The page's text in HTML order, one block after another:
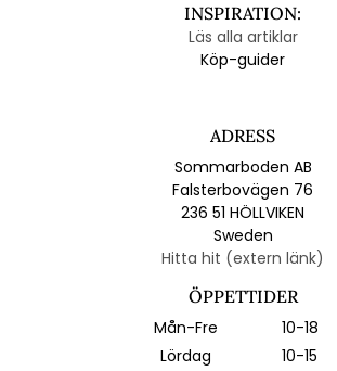
INSPIRATION:
Läs alla artiklar
Köp-guider
ADRESS
Sommarboden AB
Falsterbovägen 76
236 51 HÖLLVIKEN
Sweden
Hitta hit (extern länk)
ÖPPETTIDER
Mån-Fre
10-18
Lördag
10-15